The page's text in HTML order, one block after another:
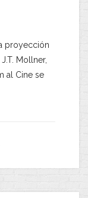
proyección
Mollner,
al Cine se